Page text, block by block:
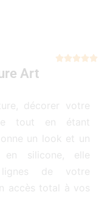

Art
décorer votre
tout en étant
un look et un
en silicone, elle
de votre
accès total à vos